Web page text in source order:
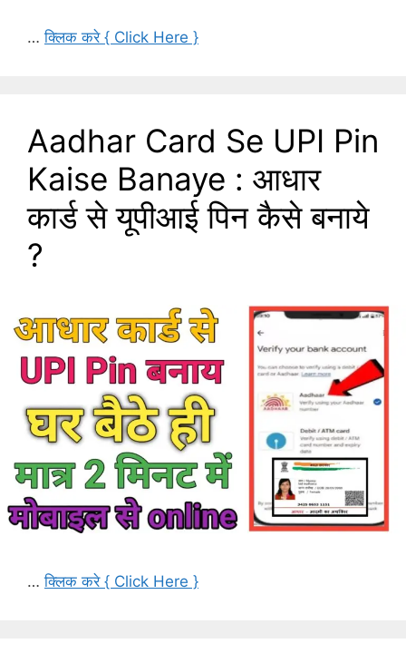
…क्लिक करे { Click Here }
Aadhar Card Se UPI Pin
Kaise Banaye : आधार
कार्ड से यूपीआई पिन कैसे बनाये
?
…क्लिक करे { Click Here }